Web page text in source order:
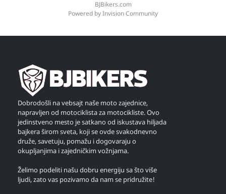
BJBikers.com
Powered by Invision Community
Dobrodošli na vebsajt naše moto zajednice,
napravljen od motociklista za motocikliste. Ovo
jedinstveno mesto je satkano od iskustava hiljada
bajkera širom sveta, koji se ovde svakodnevno
druže, savetuju, pomažu i dogovaraju o
okupljanjima i zajedničkim vožnjama.
Želimo podeliti našu dobru energiju sa što više
ljudi, zato vas pozivamo da nam se pridružite!